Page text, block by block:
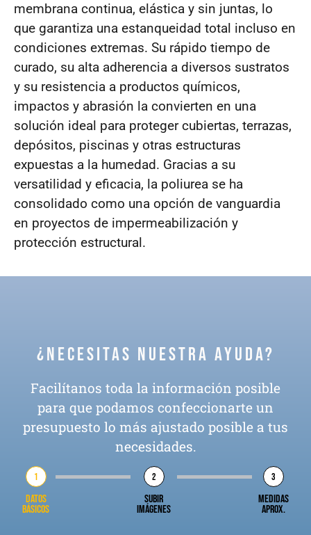
membrana continua, elástica y sin juntas, lo
que garantiza una estanqueidad total incluso en
condiciones extremas. Su rápido tiempo de
curado, su alta adherencia a diversos sustratos
y su resistencia a productos químicos,
impactos y abrasión la convierten en una
solución ideal para proteger cubiertas, terrazas,
depósitos, piscinas y otras estructuras
expuestas a la humedad. Gracias a su
versatilidad y eficacia, la poliurea se ha
consolidado como una opción de vanguardia
en proyectos de impermeabilización y
protección estructural.
¿Necesitas nuestra ayuda?
Facilítanos toda la información posible
para que podamos confeccionarte un
presupuesto lo más ajustado posible a tus
necesidades.
1
Datos
básicos
2
Subir
imágenes
3
Medidas
aprox.